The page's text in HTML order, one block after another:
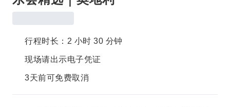
行程时长：2 小时 30 分钟
现场请出示电子凭证
3天前可免费取消